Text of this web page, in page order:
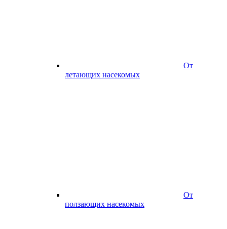
От
летающих насекомых
От
ползающих насекомых